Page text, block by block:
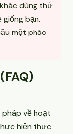
dùng thử
bạn.
một phác
pháp về hoạt
hiện thực